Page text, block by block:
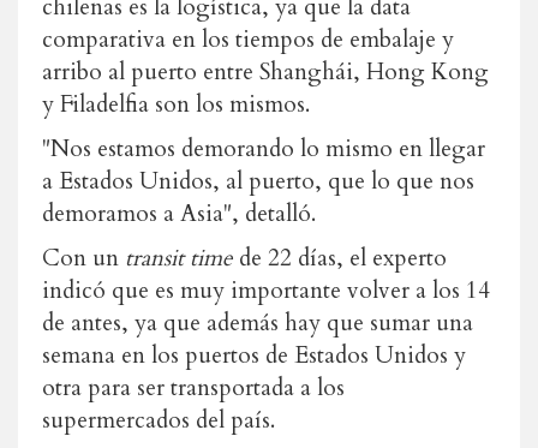
chilenas es la logística, ya que la data
comparativa en los tiempos de embalaje y
arribo al puerto entre Shanghái, Hong Kong
y Filadelfia son los mismos.
"Nos estamos demorando lo mismo en llegar
a Estados Unidos, al puerto, que lo que nos
demoramos a Asia", detalló.
Con un transit time de 22 días, el experto
indicó que es muy importante volver a los 14
de antes, ya que además hay que sumar una
semana en los puertos de Estados Unidos y
otra para ser transportada a los
supermercados del país.